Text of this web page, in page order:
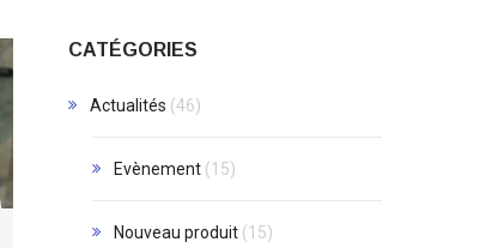
CATÉGORIES
Actualités (46)
Evènement (15)
Nouveau produit (15)